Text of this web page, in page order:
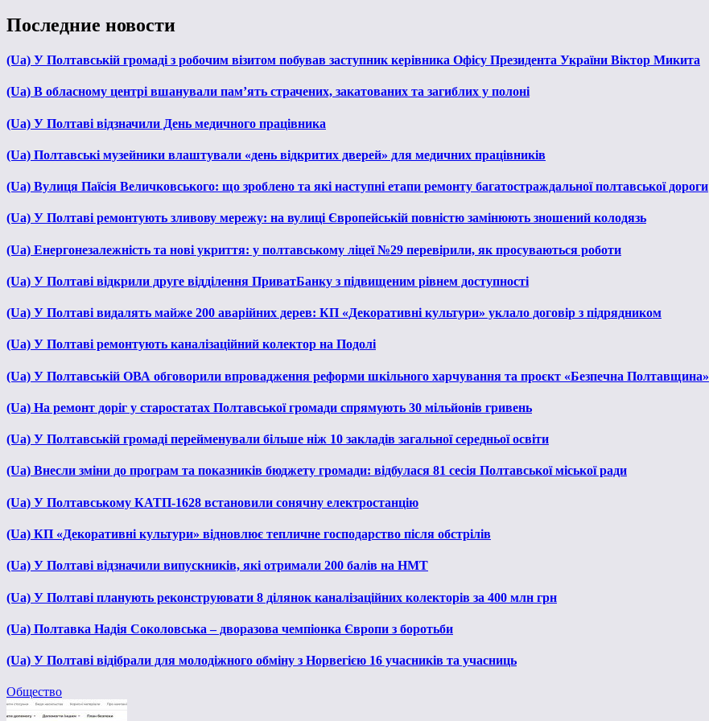
Последние новости
(Ua) У Полтавській громаді з робочим візитом побував заступник керівника Офісу Президента України Віктор Микита
(Ua) В обласному центрі вшанували пам’ять страчених, закатованих та загиблих у полоні
(Ua) У Полтаві відзначили День медичного працівника
(Ua) Полтавські музейники влаштували «день відкритих дверей» для медичних працівників
(Ua) Вулиця Паїсія Величковського: що зроблено та які наступні етапи ремонту багатостраждальної полтавської дороги
(Ua) У Полтаві ремонтують зливову мережу: на вулиці Європейській повністю замінюють зношений колодязь
(Ua) Енергонезалежність та нові укриття: у полтавському ліцеї №29 перевірили, як просуваються роботи
(Ua) У Полтаві відкрили друге відділення ПриватБанку з підвищеним рівнем доступності
(Ua) У Полтаві видалять майже 200 аварійних дерев: КП «Декоративні культури» уклало договір з підрядником
(Ua) У Полтаві ремонтують каналізаційний колектор на Подолі
(Ua) У Полтавській ОВА обговорили впровадження реформи шкільного харчування та проєкт «Безпечна Полтавщина»
(Ua) На ремонт доріг у старостатах Полтавської громади спрямують 30 мільйонів гривень
(Ua) У Полтавській громаді перейменували більше ніж 10 закладів загальної середньої освіти
(Ua) Внесли зміни до програм та показників бюджету громади: відбулася 81 сесія Полтавської міської ради
(Ua) У Полтавському КАТП-1628 встановили сонячну електростанцію
(Ua) КП «Декоративні культури» відновлює тепличне господарство після обстрілів
(Ua) У Полтаві відзначили випускників, які отримали 200 балів на НМТ
(Ua) У Полтаві планують реконструювати 8 ділянок каналізаційних колекторів за 400 млн грн
(Ua) Полтавка Надія Соколовська – дворазова чемпіонка Європи з боротьби
(Ua) У Полтаві відібрали для молодіжного обміну з Норвегією 16 учасників та учасниць
Общество